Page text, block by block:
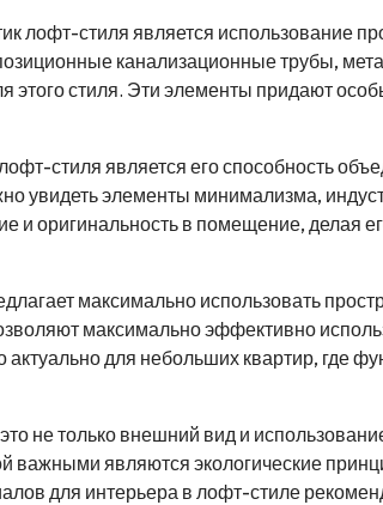
лофт-стиля является использование
канализационные трубы,
этого стиля. Эти элементы придают
стиля является его способность
увидеть элементы минимализма,
и оригинальность в помещение, делая
максимально использовать
максимально эффективно
для небольших квартир, где
не только внешний вид и
важными являются экологические
для интерьера в лофт-стиле